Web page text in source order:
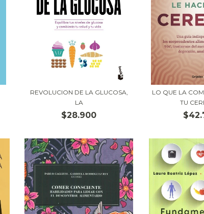
REVOLUCION DE LA GLUCOSA,
LA
$28.900
LO QUE LA
TU